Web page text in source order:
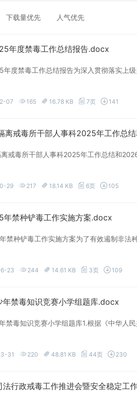
下载量优先 人气优先
年度禁毒工作总结报告.docx
年度禁毒工作总结报告为深入贯彻落实上
07 165 16.78 KB 7页 141
离戒毒所干部人事科2025年工作总
戒毒所干部人事科2025年工作总结和
29 217 18.14 KB 6页 105
年禁种铲毒工作实施方案.docx
禁种铲毒工作实施方案为了有效遏制非法
23 244 14.61 KB 3页 109
年禁毒知识竞赛小学组题库.docx
禁毒知识竞赛小学组题库1.根据《中华人
31 220 48.81 KB 44页 230
法行政戒毒工作推进会暨安全稳定工